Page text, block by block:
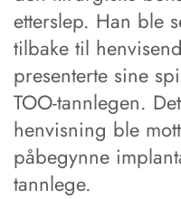
etterslep. Han ble
tilbake til
presenterte sine
TOO-tannlegen.
henvisning ble
påbegynne
tannlege.